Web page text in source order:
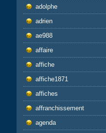
adolphe
adrien
ae988
affaire
affiche
affiche1871
affiches
affranchissement
agenda